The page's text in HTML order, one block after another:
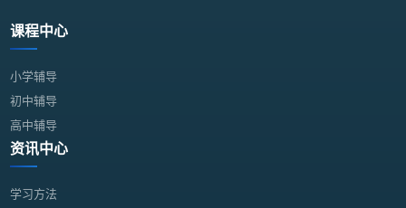
课程中心
小学辅导
初中辅导
高中辅导
资讯中心
学习方法